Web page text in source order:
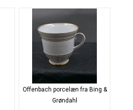
Offenbach porcelæn fra Bing &
Grøndahl